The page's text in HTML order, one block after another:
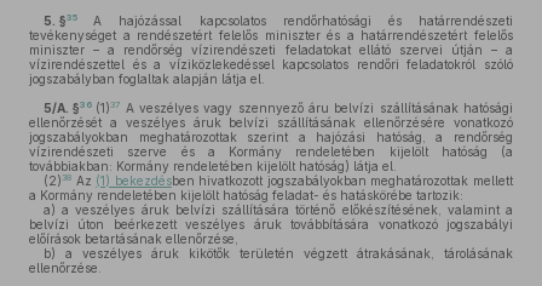
5. §35
A hajózással kapcsolatos rendőrhatósági és határrendészeti
tevékenységet a rendészetért felelős miniszter és a határrendészetért felelős
miniszter – a rendőrség vízirendészeti feladatokat ellátó szervei útján – a
vízirendészettel és a víziközlekedéssel kapcsolatos rendőri feladatokról szóló
jogszabályban foglaltak alapján látja el.
5/A. §36 (1)37 A veszélyes vagy szennyező áru belvízi szállításának hatósági
ellenőrzését a veszélyes áruk belvízi szállításának ellenőrzésére vonatkozó
jogszabályokban meghatározottak szerint a hajózási hatóság, a rendőrség
vízirendészeti szerve és a Kormány rendeletében kijelölt hatóság (a
továbbiakban: Kormány rendeletében kijelölt hatóság) látja el.
(2) 38 Az (1) bekezdésben hivatkozott jogszabályokban meghatározottak mellett
a Kormány rendeletében kijelölt hatóság feladat- és hatáskörébe tartozik:
a) a veszélyes áruk belvízi szállítására történő előkészítésének, valamint a
belvízi úton beérkezett veszélyes áruk továbbítására vonatkozó jogszabályi
előírások betartásának ellenőrzése,
b) a veszélyes áruk kikötők területén végzett átrakásának, tárolásának
ellenőrzése.